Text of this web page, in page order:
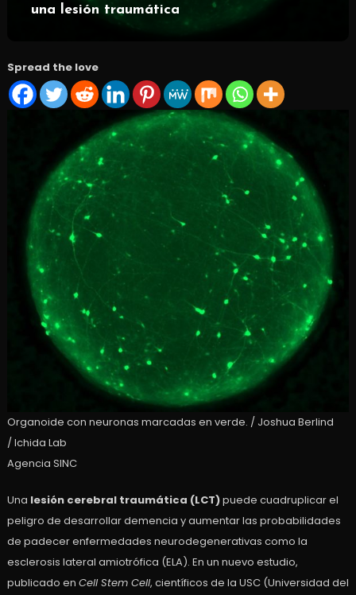
una lesión traumática
Spread the love
Organoide con neuronas marcadas en verde. / Joshua Berlind
/ Ichida Lab
Agencia SINC
Una lesión cerebral traumática (LCT)puede cuadruplicar el
peligro de desarrollar demencia y aumentar las probabilidades
de padecer enfermedades neurodegenerativas como la
esclerosis lateral amiotrófica (ELA). En un nuevo estudio,
publicado en Cell Stem Cell, científicos de la USC (Universidad del